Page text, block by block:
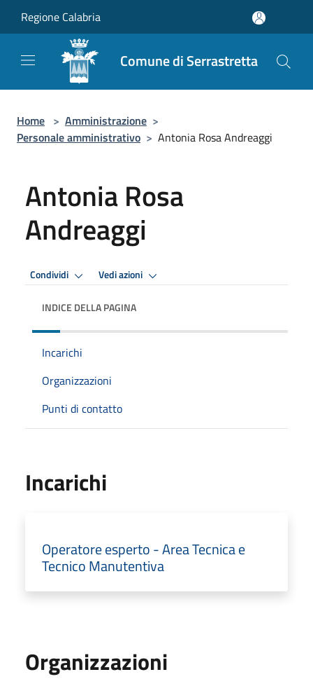
Regione Calabria
Comune di Serrastretta
Home > Amministrazione >
Personale amministrativo > Antonia Rosa Andreaggi
Antonia Rosa
Andreaggi
Condividi Vedi azioni
INDICE DELLA PAGINA
Incarichi
Organizzazioni
Punti di contatto
Incarichi
Operatore esperto - Area Tecnica e
Tecnico Manutentiva
Organizzazioni